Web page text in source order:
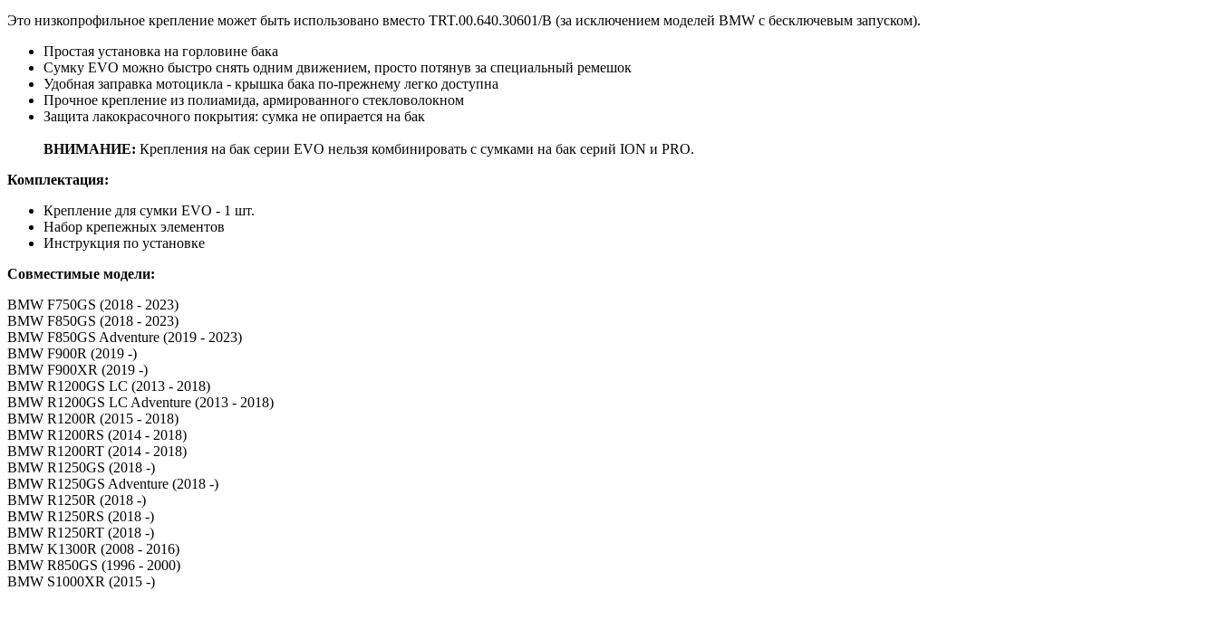
Это низкопрофильное крепление может быть использовано вместо TRT.00.640.30601/B (за исключением моделей BMW с бесключевым запуском).
Простая установка на горловине бака
Сумку EVO можно быстро снять одним движением, просто потянув за специальный ремешок
Удобная заправка мотоцикла - крышка бака по-прежнему легко доступна
Прочное крепление из полиамида, армированного стекловолокном
Защита лакокрасочного покрытия: сумка не опирается на бак
ВНИМАНИЕ: Крепления на бак серии EVO нельзя комбинировать с сумками на бак серий ION и PRO.
Комплектация:
Крепление для сумки EVO - 1 шт.
Набор крепежных элементов
Инструкция по установке
Совместимые модели:
BMW F750GS (2018 - 2023)
BMW F850GS (2018 - 2023)
BMW F850GS Adventure (2019 - 2023)
BMW F900R (2019 -)
BMW F900XR (2019 -)
BMW R1200GS LC (2013 - 2018)
BMW R1200GS LC Adventure (2013 - 2018)
BMW R1200R (2015 - 2018)
BMW R1200RS (2014 - 2018)
BMW R1200RT (2014 - 2018)
BMW R1250GS (2018 -)
BMW R1250GS Adventure (2018 -)
BMW R1250R (2018 -)
BMW R1250RS (2018 -)
BMW R1250RT (2018 -)
BMW K1300R (2008 - 2016)
BMW R850GS (1996 - 2000)
BMW S1000XR (2015 -)